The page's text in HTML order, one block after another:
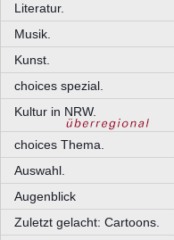
Literatur.
Musik.
Kunst.
choices spezial.
Kultur in NRW.
choices Thema.
Auswahl.
Augenblick
Zuletzt gelacht: Cartoons.